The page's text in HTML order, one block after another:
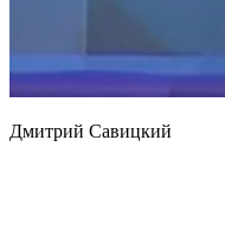
Дмитрий Савицкий